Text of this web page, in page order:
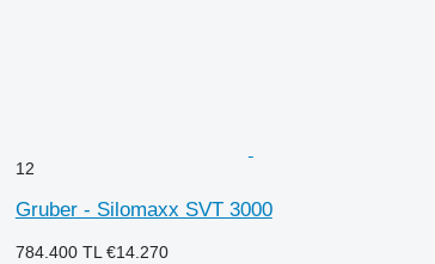
12
Gruber - Silomaxx SVT 3000
784.400 TL €14.270